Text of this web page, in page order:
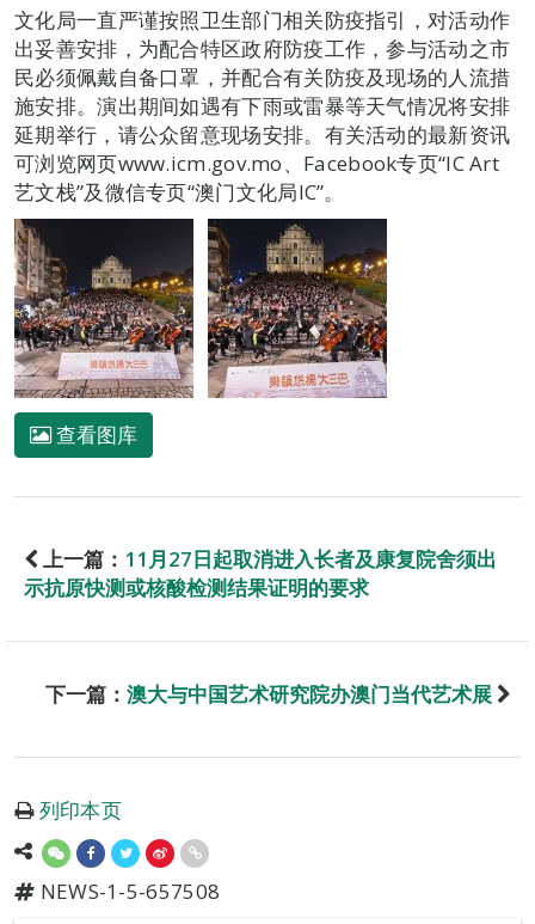
文化局一直严谨按照卫生部门相关防疫指引，对活动作
出妥善安排，为配合特区政府防疫工作，参与活动之市
民必须佩戴自备口罩，并配合有关防疫及现场的人流措
施安排。演出期间如遇有下雨或雷暴等天气情况将安排
延期举行，请公众留意现场安排。有关活动的最新资讯
可浏览网页www.icm.gov.mo、Facebook专页“IC Art
艺文栈”及微信专页“澳门文化局IC”。
查看图库
上一篇： 11月27日起取消进入长者及康复院舍须出
示抗原快测或核酸检测结果证明的要求
下一篇： 澳大与中国艺术研究院办澳门当代艺术展
列印本页
NEWS-1-5-657508